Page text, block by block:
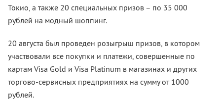
Токио, а также 20 специальных призов – по 35 000
рублей на модный шоппинг.
20 августа был проведен розыгрыш призов, в котором
участвовали все покупки и платежи, совершенные по
картам Visa Gold и Visa Platinum в магазинах и других
торгово-сервисных предприятиях на сумму от 1000
рублей.